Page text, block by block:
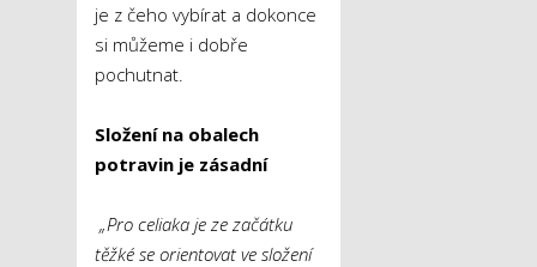
je z čeho vybírat a dokonce
si můžeme i dobře
pochutnat.
Složení na obalech
potravin je zásadní
„Pro celiaka je ze začátku
těžké se orientovat ve složení